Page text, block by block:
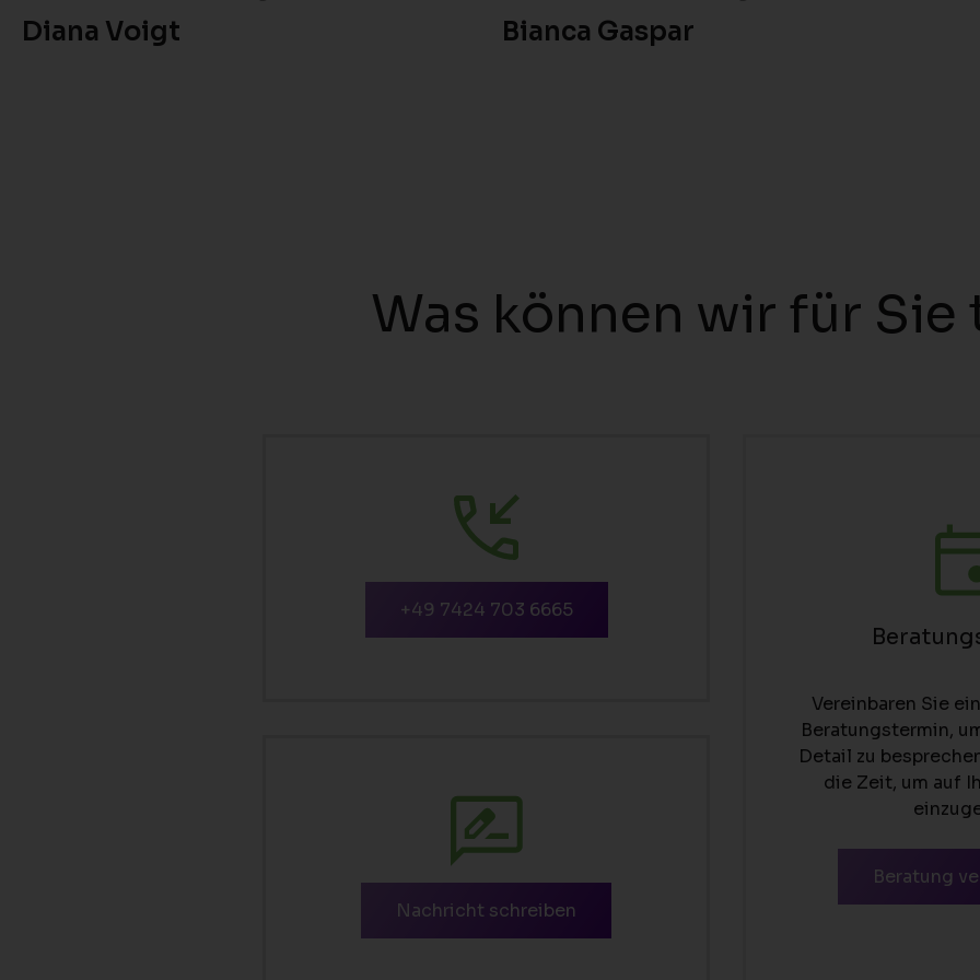
Diana Voigt Bianca Gaspar
Was können wir für Sie
+49 7424 703 6665
Nachricht schreiben
Vereinbaren Sie
Beratungstermin,
Detail zu
die Zeit, um auf
Beratung